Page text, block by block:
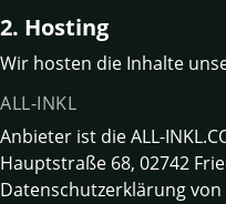
2. Hosting
Wir hosten die Inhalte
ALL-INKL
Anbieter ist die ALL-
Hauptstraße 68, 02742
Datenschutzerklärung von